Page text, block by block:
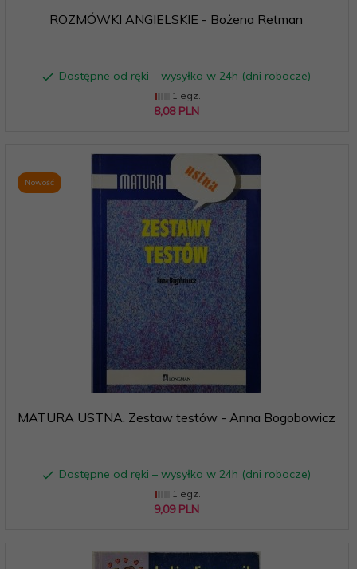
ROZMÓWKI ANGIELSKIE - Bożena Retman
Dostępne od ręki – wysyłka w 24h (dni robocze)
1 egz.
8,08 PLN
Nowość
MATURA USTNA. Zestaw testów - Anna Bogobowicz
Dostępne od ręki – wysyłka w 24h (dni robocze)
1 egz.
9,09 PLN